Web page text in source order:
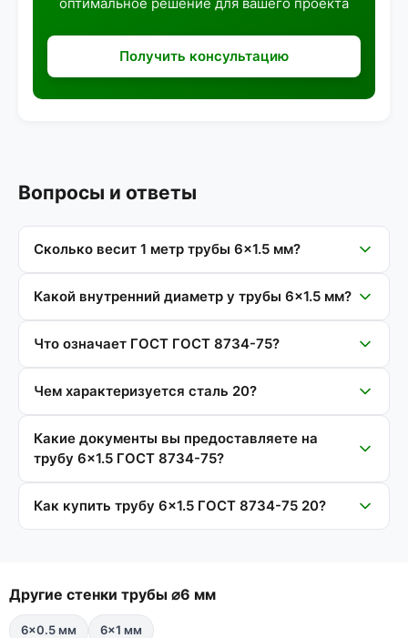
Получить консультацию
Вопросы и ответы
Сколько весит 1 метр трубы 6×1.5 мм?
Какой внутренний диаметр у трубы 6×1.5 мм?
Что означает ГОСТ ГОСТ 8734-75?
Чем характеризуется сталь 20?
Какие документы вы предоставляете на
трубу 6×1.5 ГОСТ 8734-75?
Как купить трубу 6×1.5 ГОСТ 8734-75 20?
Другие стенки трубы ⌀6 мм
6×0.5 мм 6×1 мм